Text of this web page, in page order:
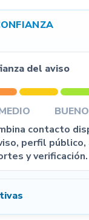
del aviso
BUENO
contacto
perfil público,
y verificación.